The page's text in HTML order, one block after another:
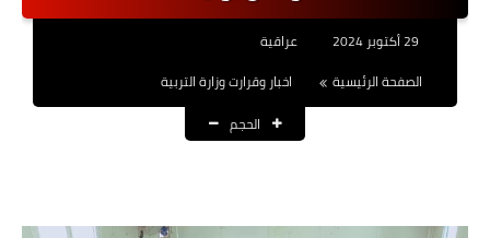
نتائج التعيينات
العقود والاجور اليومية
الرواتب والقروض
القروض والسلف
عراقية
الصفحة الرئيسية
اخبار وقرارت وزارة التربية
الحجم